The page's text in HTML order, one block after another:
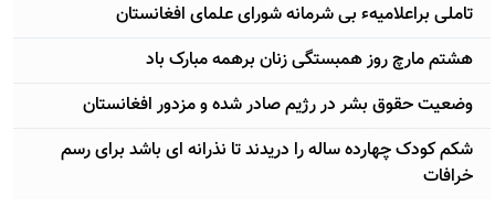
تا‎ملی براعلامیهء بی شرمانه شورای علمای افغانستان
هشتم مارچ روز همبستگی زنان برهمه مبارک باد
وضعیت حقوق بشر در رژیم صادر شده و مزدور افغانستان
شکم کودک چهارده ساله را دریدند تا نذرانه ای باشد برای رسم
خرافات